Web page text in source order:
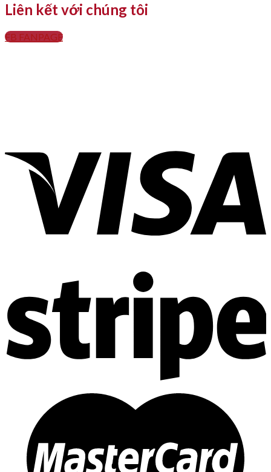
Liên kết với chúng tôi
FB FANPAGE